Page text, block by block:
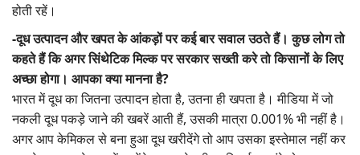
होती रहें।
-दूध उत्पादन और खपत के आंकड़ों पर कई बार सवाल उठते हैं। कुछ लोग तो
कहते हैं कि अगर सिंथेटिक मिल्क पर सरकार सख्ती करे तो किसानों के लिए
अच्छा होगा। आपका क्या मानना है?
भारत में दूध का जितना उत्पादन होता है, उतना ही खपता है। मीडिया में जो
नकली दूध पकड़े जाने की खबरें आती हैं, उसकी मात्रा 0.001% भी नहीं है।
अगर आप केमिकल से बना हुआ दूध खरीदेंगे तो आप उसका इस्तेमाल नहीं कर